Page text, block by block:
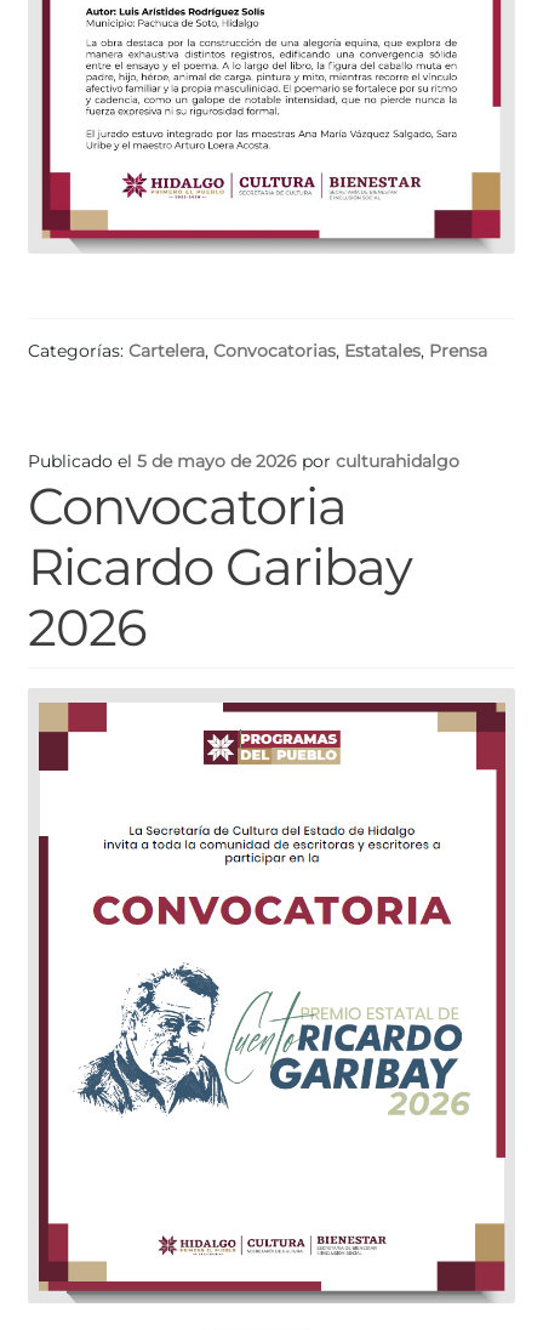
Categorías: Cartelera, Convocatorias, Estatales, Prensa
Publicado el 5 de mayo de 2026 por culturahidalgo
Convocatoria
Ricardo Garibay
2026